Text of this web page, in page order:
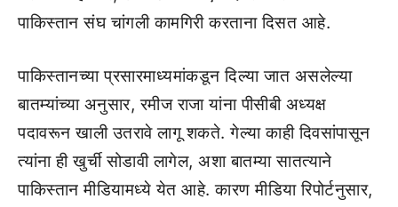
पाकिस्तान संघ चांगली कामगिरी करताना दिसत आहे.
पाकिस्तानच्या प्रसारमाध्यमांकडून दिल्या जात असलेल्या
बातम्यांच्या अनुसार, रमीज राजा यांना पीसीबी अध्यक्ष
पदावरून खाली उतरावे लागू शकते. गेल्या काही दिवसांपासून
त्यांना ही खुर्ची सोडावी लागेल, अशा बातम्या सातत्याने
पाकिस्तान मीडियामध्ये येत आहे. कारण मीडिया रिपोर्टनुसार,